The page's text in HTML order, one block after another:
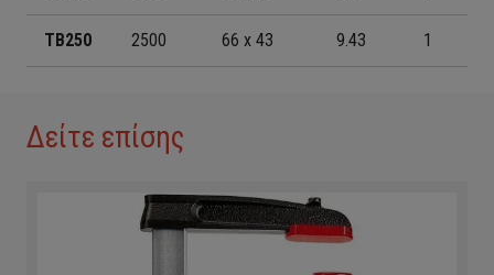
TB250 2500 66 x 43 9.43 1
Δείτε επίσης